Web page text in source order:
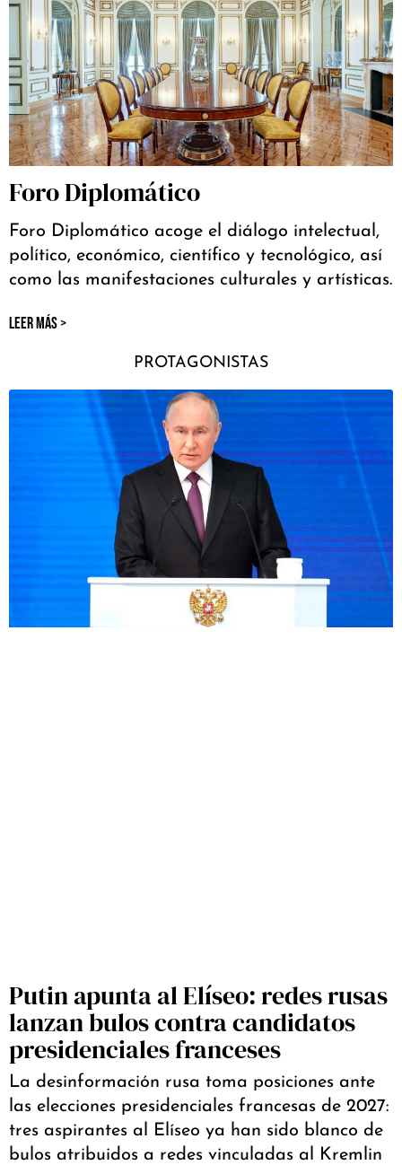
Foro Diplomático
Foro Diplomático acoge el diálogo intelectual,
político, económico, científico y tecnológico, así
como las manifestaciones culturales y artísticas.
LEER MÁS >
PROTAGONISTAS
Putin apunta al Elíseo: redes rusas
lanzan bulos contra candidatos
presidenciales franceses
La desinformación rusa toma posiciones ante
las elecciones presidenciales francesas de 2027:
tres aspirantes al Elíseo ya han sido blanco de
bulos atribuidos a redes vinculadas al Kremlin